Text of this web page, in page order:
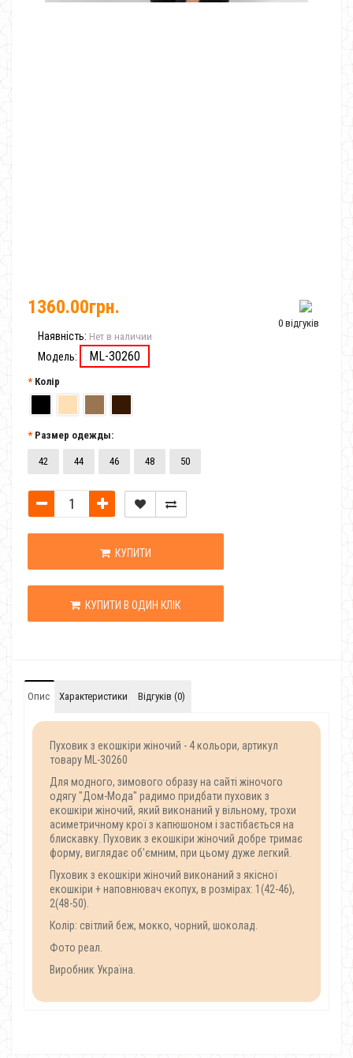
0 відгуків
1360.00грн.
Наявність: Нет в наличии
Модель: ML-30260
Колір
Размер одежды:
42 44 46 48 50
КУПИТИ
КУПИТИ В ОДИН КЛІК
Опис Характеристики Відгуків (0)
Пуховик з екошкіри жіночий - 4 кольори, артикул
товару ML-30260
Для модного, зимового образу на сайті жіночого
одягу "Дом-Мода" радимо придбати пуховик з
екошкіри жіночий, який виконаний у вільному, трохи
асиметричному крої з капюшоном і застібається на
блискавку. Пуховик з екошкіри жіночий добре тримає
форму, виглядає об'ємним, при цьому дуже легкий.
Пуховик з екошкіри жіночий виконаний з якісної
екошкіри + наповнювач екопух, в розмірах: 1(42-46),
2(48-50).
Колір: світлий беж, мокко, чорний, шоколад.
Фото реал.
Виробник Україна.